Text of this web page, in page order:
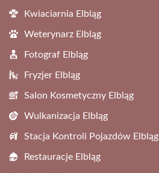
Kwiaciarnia Elbląg
Weterynarz Elbląg
Fotograf Elbląg
Fryzjer Elbląg
Salon Kosmetyczny Elbląg
Wulkanizacja Elbląg
Stacja Kontroli Pojazdów Elbląg
Restauracje Elbląg